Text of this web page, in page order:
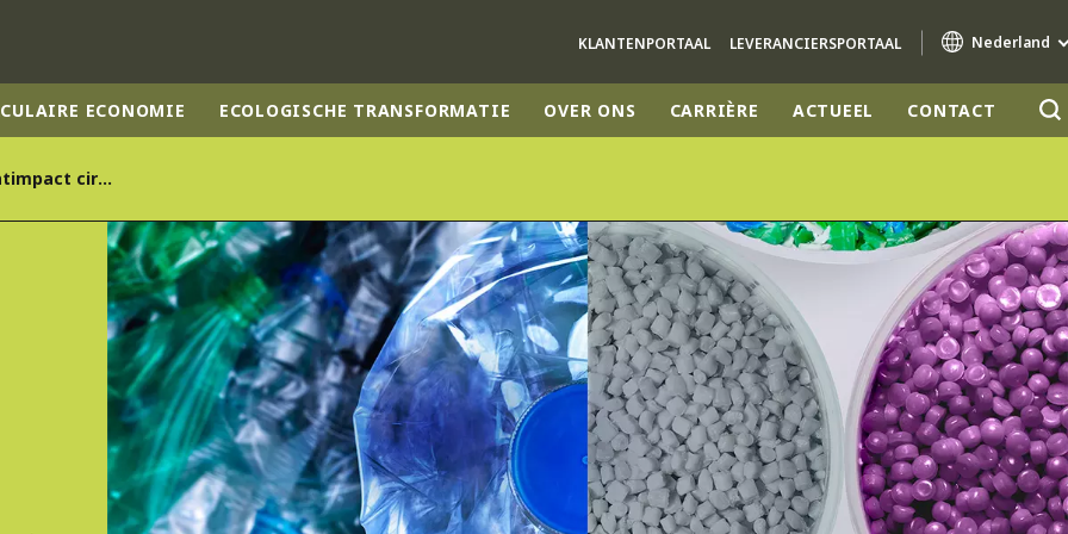
KLANTENPORTAAL LEVERANCIERSPORTAAL Nederland
NEW ZEALAND
EUROPE
LATIN AMERICA
NORTH AMERICA
AIR QUALITY
ENGINEERING & CONSULTING
HAZARDOUS WASTE EUROPE
INDUSTRIES GLOBAL SOLUTIONS
NUCLEAR SOLUTIONS
OFIS
SEDE BENELUX
VEOLIA AGRICULTURE
ECONOMIE ECOLOGISCHE TRANSFORMATIE OVER ONS CARRIÈRE ACTUEEL CONTACT
Veolia bewijst: klimaatimpact circulair plastic 6x lager dan fossiel